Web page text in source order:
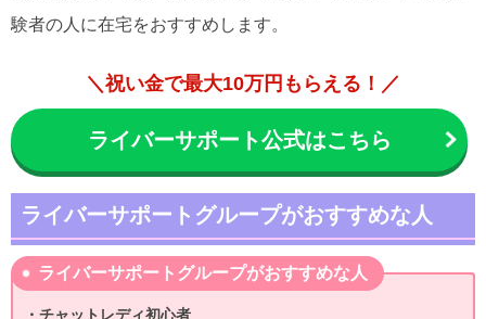
験者の人に在宅をおすすめします。
＼祝い金で最大10万円もらえる！／
ライバーサポート公式はこちら
ライバーサポートグループがおすすめな人
ライバーサポートグループがおすすめな人
・チャットレディ初心者